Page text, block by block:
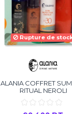
Rupture de
ALANIA COFFRET
RITUAL NEROLI